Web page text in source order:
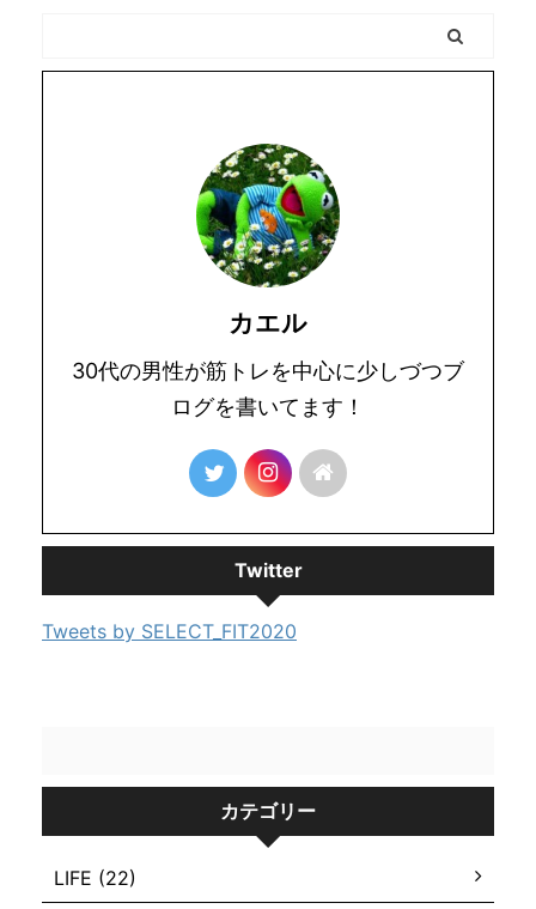
カエル
30代の男性が筋トレを中心に少しづつブ
ログを書いてます！
Twitter
Tweets by SELECT_FIT2020
カテゴリー
LIFE (22)